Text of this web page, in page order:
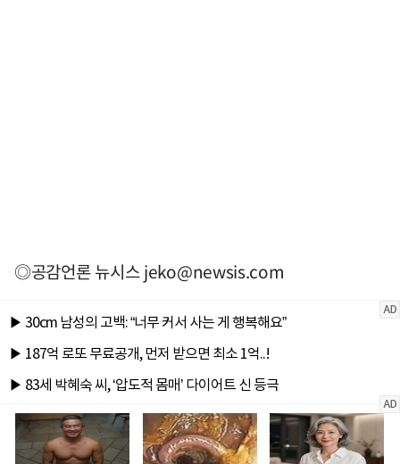
◎공감언론 뉴시스jeko@newsis.com